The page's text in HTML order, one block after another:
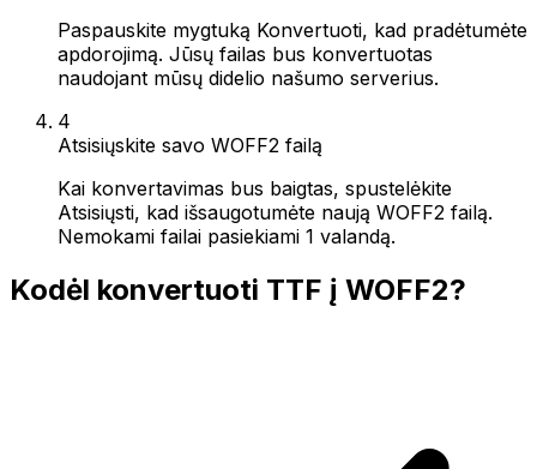
Paspauskite mygtuką Konvertuoti, kad pradėtumėte
apdorojimą. Jūsų failas bus konvertuotas
naudojant mūsų didelio našumo serverius.
4
Atsisiųskite savo WOFF2 failą
Kai konvertavimas bus baigtas, spustelėkite
Atsisiųsti, kad išsaugotumėte naują WOFF2 failą.
Nemokami failai pasiekiami 1 valandą.
Kodėl konvertuoti TTF į WOFF2?